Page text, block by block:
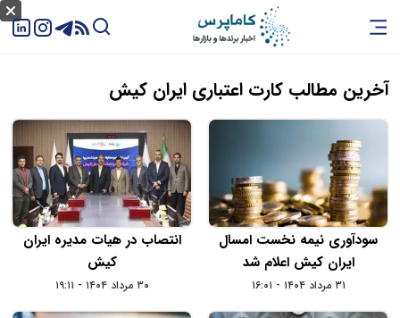
آخرین مطالب کارت اعتباری ایران کیش
سودآوری نیمه نخست امسال
ایران‌ کیش اعلام شد
۳۱ مرداد ۱۴۰۴ - ۱۶:۰۱
انتصاب در هیات مدیره ایران‌
کیش
۳۰ مرداد ۱۴۰۴ - ۱۹:۱۱